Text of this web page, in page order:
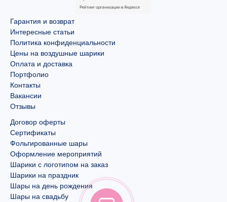
Гарантия и возврат
Интересные статьи
Политика конфиденциальности
Цены на воздушные шарики
Оплата и доставка
Портфолио
Контакты
Вакансии
Отзывы
Договор оферты
Сертификаты
Фольгированные шары
Оформление мероприятий
Шарики с логотипом на заказ
Шарики на праздник
Шары на день рождения
Шары на свадьбу